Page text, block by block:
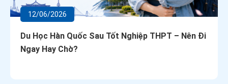
12/06/2026
Du Học Hàn Quốc Sau Tốt Nghiệp THPT – Nên Đi
Ngay Hay Chờ?